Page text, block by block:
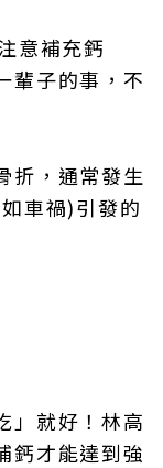
意補充鈣
輩子的事，不
折，通常發生
車禍)引發的
」就好！林高
鈣才能達到強